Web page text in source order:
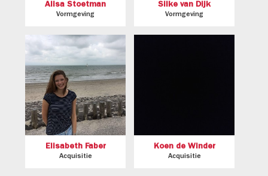
Alisa Stoetman
Vormgeving
Silke van Dijk
Vormgeving
Elisabeth Faber
Acquisitie
Koen de Winder
Acquisitie